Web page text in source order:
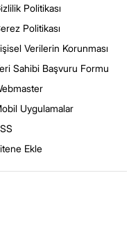
Politikası
Politikası
Verilerin Korunması
Sahibi Başvuru Formu
Uygulamalar
Ekle